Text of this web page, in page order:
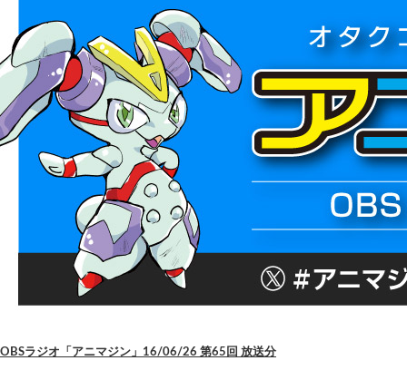
OBSラジオ「アニマジン」16/06/26 第65回 放送分